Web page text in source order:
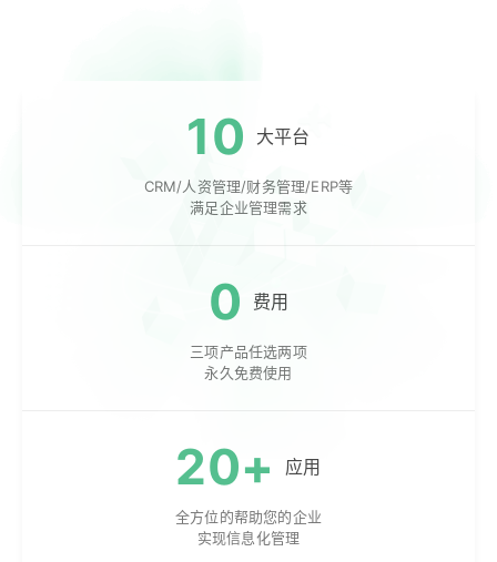
10 大平台
CRM/人资管理/财务管理/ERP等
满足企业管理需求
0 费用
三项产品任选两项
永久免费使用
20+ 应用
全方位的帮助您的企业
实现信息化管理